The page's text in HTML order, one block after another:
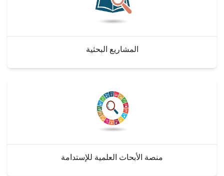
المشاريع البحثية
منصة الأبحاث العلمية للإستدامة